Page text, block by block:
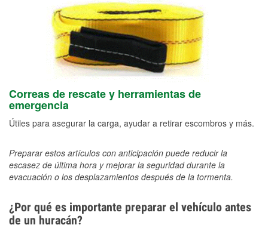
Correas de rescate y herramientas de
emergencia
Útiles para asegurar la carga, ayudar a retirar escombros y más.
Preparar estos artículos con anticipación puede reducir la
escasez de última hora y mejorar la seguridad durante la
evacuación o los desplazamientos después de la tormenta.
¿Por qué es importante preparar el vehículo antes
de un huracán?